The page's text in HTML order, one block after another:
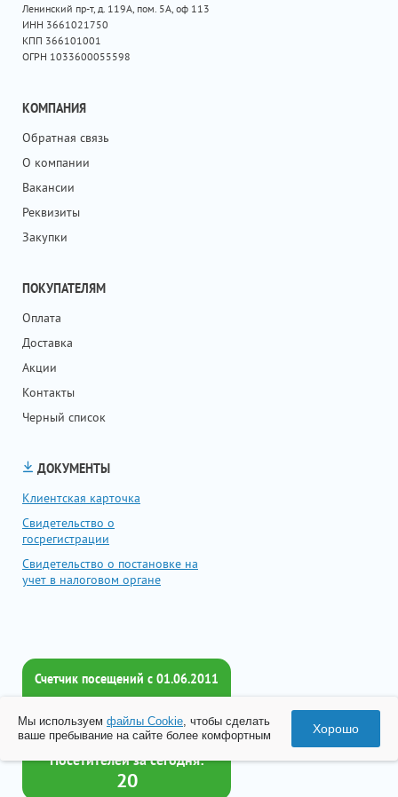
Ленинский пр-т, д. 119А, пом. 5А, оф 113
ИНН 3661021750
КПП 366101001
ОГРН 1033600055598
КОМПАНИЯ
Обратная связь
О компании
Вакансии
Реквизиты
Закупки
ПОКУПАТЕЛЯМ
Оплата
Доставка
Акции
Контакты
Черный список
ДОКУМЕНТЫ
Клиентская карточка
Свидетельство о
госрегистрации
Свидетельство о постановке на
учет в налоговом органе
Счетчик посещений c 01.06.2011
Всего посетителей:
2017889
Посетителей за сегодня:
20
Мы используем файлы Cookie, чтобы сделать
ваше пребывание на сайте более комфортным
Хорошо